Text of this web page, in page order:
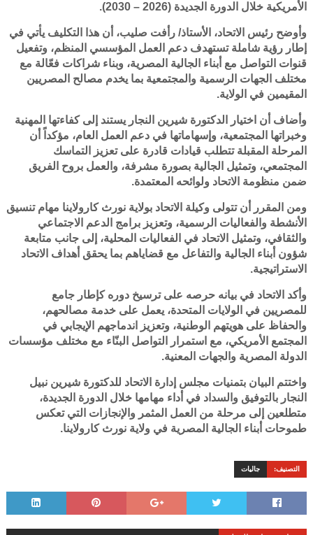
الأمريكية خلال الدورة الجديدة (2026 – 2030).
وأوضح رئيس الاتحاد، الأستاذ/ رأفت صليب، أن هذا التكليف يأتي في
إطار رؤية شاملة تستهدف دعم العمل المؤسسي المنظم، وتفعيل
قنوات التواصل مع أبناء الجالية المصرية، وبناء شراكات فعّالة مع
مختلف الجهات الرسمية والمجتمعية بما يخدم مصالح المصريين
المقيمين في الولاية.
وأضاف أن اختيار الدكتورة شيرين النجار يستند إلى كفاءتها المهنية
وخبراتها المجتمعية، وإسهاماتها في دعم العمل العام، مؤكداً أن
المرحلة المقبلة تتطلب قيادات قادرة على تعزيز التماسك
المجتمعي، وتمثيل الجالية بصورة مشرفة، والعمل بروح الفريق
ضمن منظومة الاتحاد ولوائحه المعتمدة.
ومن المقرر أن تتولى وكيلة الاتحاد بولاية نورث كارولاينا مهام تنسيق
الأنشطة والفعاليات الرسمية، وتعزيز برامج الدعم الاجتماعي
والثقافي، وتمثيل الاتحاد في الفعاليات المحلية، إلى جانب متابعة
شؤون أبناء الجالية والتفاعل مع قضاياهم بما يحقق أهداف الاتحاد
الاستراتيجية.
وأكد الاتحاد في بيانه حرصه على ترسيخ دوره كإطار جامع
للمصريين في الولايات المتحدة، يعمل على خدمة مصالحهم،
والحفاظ على هويتهم الوطنية، وتعزيز اندماجهم الإيجابي في
المجتمع الأمريكي، مع استمرار التواصل البنّاء مع مختلف مؤسسات
الدولة المصرية والجهات المعنية.
واختتم البيان بتمنيات مجلس إدارة الاتحاد للدكتورة شيرين نبيل
النجار بالتوفيق والسداد في أداء مهامها خلال الدورة الجديدة،
متطلعين إلى مرحلة من العمل المثمر والإنجازات التي تعكس
طموحات أبناء الجالية المصرية في ولاية نورث كارولاينا.
التصنيف: جاليات